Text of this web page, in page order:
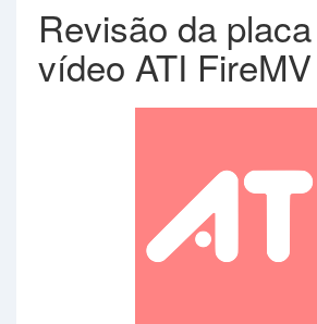
Revisão da
vídeo ATI